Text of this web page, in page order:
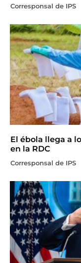
Corresponsal de IPS
El ébola llega a
en la RDC
Corresponsal de IPS